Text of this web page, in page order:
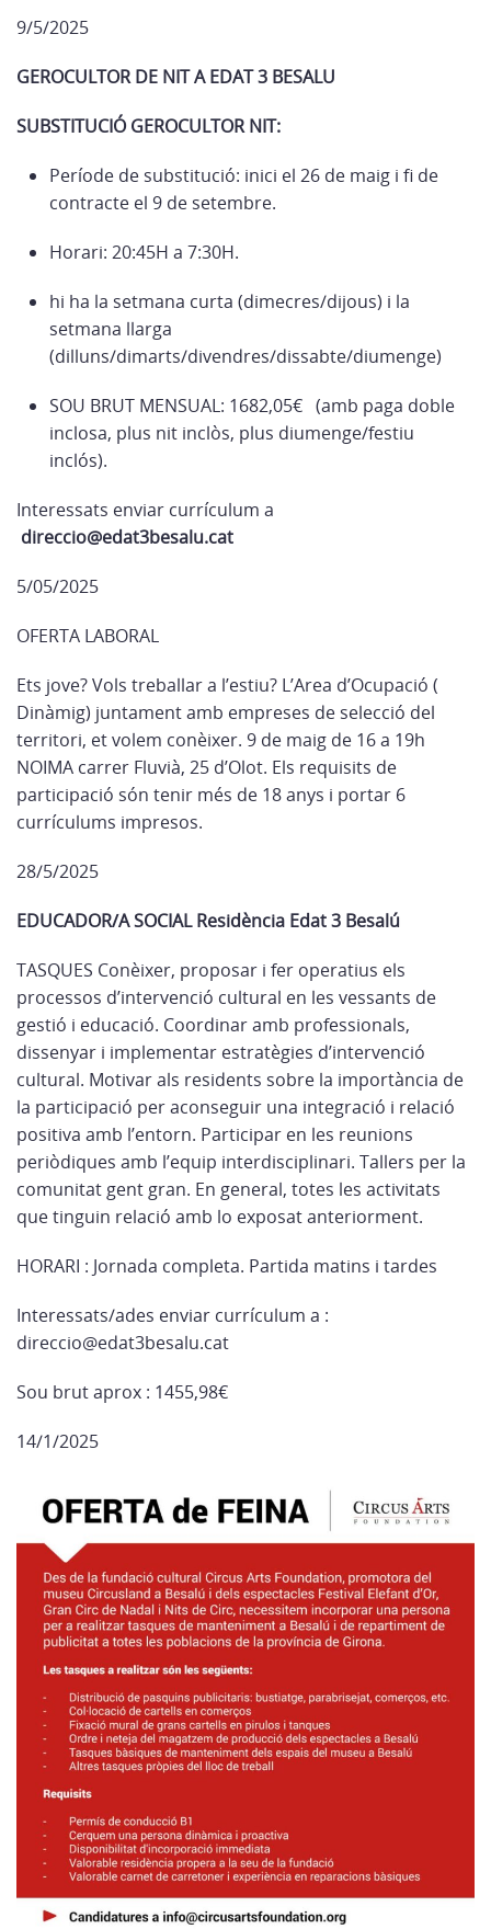
9/5/2025
GEROCULTOR DE NIT A EDAT 3 BESALU
SUBSTITUCIÓ GEROCULTOR NIT:
Període de substitució: inici el 26 de maig i fi de
contracte el 9 de setembre.
Horari: 20:45H a 7:30H.
hi ha la setmana curta (dimecres/dijous) i la
setmana llarga
(dilluns/dimarts/divendres/dissabte/diumenge)
SOU BRUT MENSUAL: 1682,05€ (amb paga doble
inclosa, plus nit inclòs, plus diumenge/festiu
inclós).
Interessats enviar currículum a
direccio@edat3besalu.cat
5/05/2025
OFERTA LABORAL
Ets jove? Vols treballar a l’estiu? L’Area d’Ocupació (
Dinàmig) juntament amb empreses de selecció del
territori, et volem conèixer. 9 de maig de 16 a 19h
NOIMA carrer Fluvià, 25 d’Olot. Els requisits de
participació són tenir més de 18 anys i portar 6
currículums impresos.
28/5/2025
EDUCADOR/A SOCIAL Residència Edat 3 Besalú
TASQUES Conèixer, proposar i fer operatius els
processos d’intervenció cultural en les vessants de
gestió i educació. Coordinar amb professionals,
dissenyar i implementar estratègies d’intervenció
cultural. Motivar als residents sobre la importància de
la participació per aconseguir una integració i relació
positiva amb l’entorn. Participar en les reunions
periòdiques amb l’equip interdisciplinari. Tallers per la
comunitat gent gran. En general, totes les activitats
que tinguin relació amb lo exposat anteriorment.
HORARI : Jornada completa. Partida matins i tardes
Interessats/ades enviar currículum a :
direccio@edat3besalu.cat
Sou brut aprox : 1455,98€
14/1/2025